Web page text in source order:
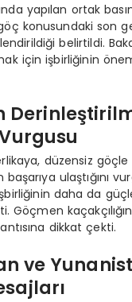
yapılan ortak
konusundaki son
belirtildi.
için işbirliğinin
düzensiz
ulaştığını
daha da
Göçmen
dikkat çekti.
ve